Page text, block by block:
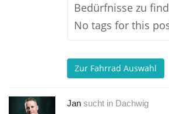
Bedürfnisse zu
No tags for this
Zur Fahrrad Auswahl
Jan sucht in Dachwig